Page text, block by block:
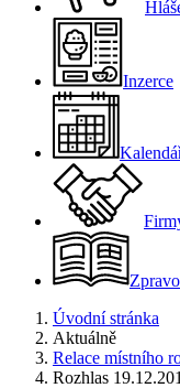
Inzerce
Úvodní stránka
Aktuálně
Relace místního
Rozhlas